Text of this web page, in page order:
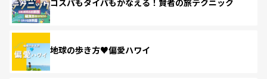
コスパもタイパもかなえる！賢者の旅テクニック
地球の歩き方♥偏愛ハワイ